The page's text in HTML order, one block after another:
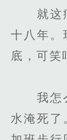
就这痛
十八年。
底，可笑
我怎么
水淹死了